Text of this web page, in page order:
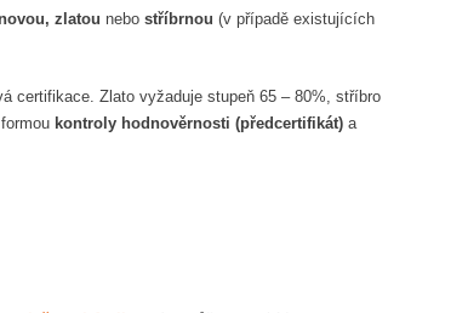
zlatou nebostříbrnou (v případě existujících
certifikace. Zlato vyžaduje stupeň 65 – 80%, stříbro
kontroly hodnověrnosti (předcertifikát)a